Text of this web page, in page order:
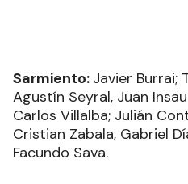
Sarmiento: Javier Burrai;
Agustín Seyral, Juan
Carlos Villalba; Julián
Cristian Zabala, Gabriel
Facundo Sava.